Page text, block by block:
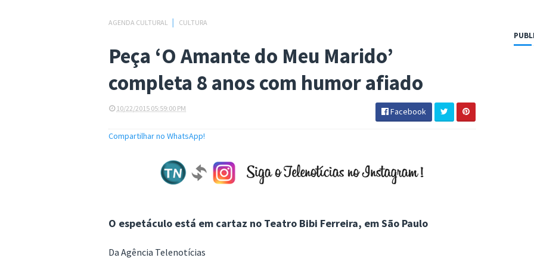
AGENDA CULTURAL CULTURA
Peça ‘O Amante do Meu Marido’
completa 8 anos com humor afiado
10/22/2015 05:59:00 PM Facebook
Compartilhar no WhatsApp!
O espetáculo está em cartaz no Teatro Bibi Ferreira, em São Paulo
Da Agência Telenotícias